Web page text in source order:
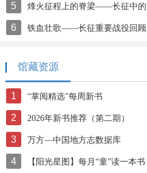
5
6 铁血壮歌——长征重要战役回顾
馆藏资源
1 “掌阅精选”每周新书
2 2026年新书推荐（第二期）
3 万方—中国地方志数据库
4